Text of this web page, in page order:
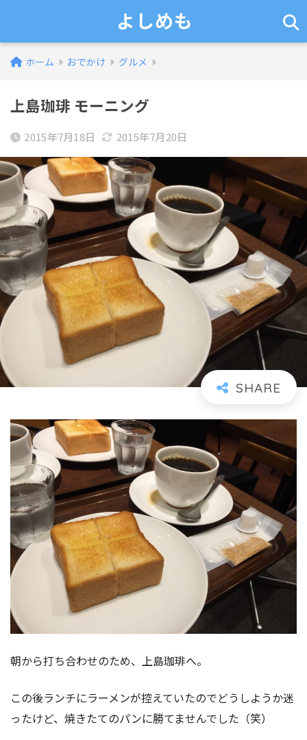
よしめも
ホーム おでかけ グルメ
上島珈琲 モーニング
2015年7月18日 2015年7月20日
朝から打ち合わせのため、上島珈琲へ。
この後ランチにラーメンが控えていたのでどうしようか迷
ったけど、焼きたてのパンに勝てませんでした（笑）